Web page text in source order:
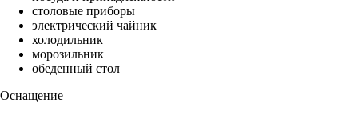
столовые приборы
электрический чайник
холодильник
морозильник
обеденный стол
Оснащение